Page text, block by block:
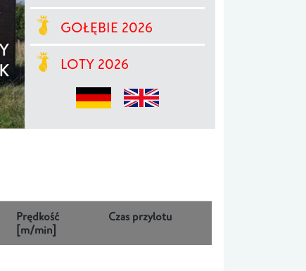
GOŁĘBIE 2026
LOTY 2026
Prędkość
[m/min]
Czas przylotu